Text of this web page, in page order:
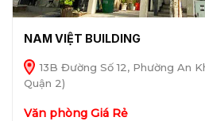
NAM VIỆT BUILDING
13B Đường Số 12, Phường An
Quận 2)
Văn phòng Giá Rẻ